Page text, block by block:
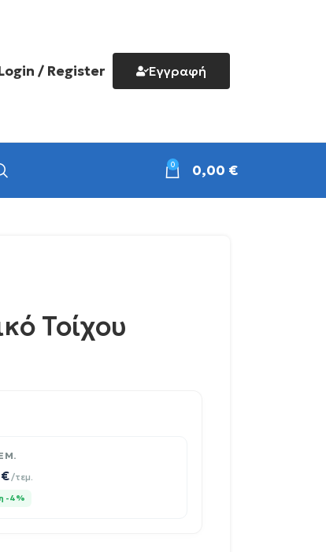
/ Register Εγγραφή
0 0,00 €
Τοίχου
€/τεμ.
-4%